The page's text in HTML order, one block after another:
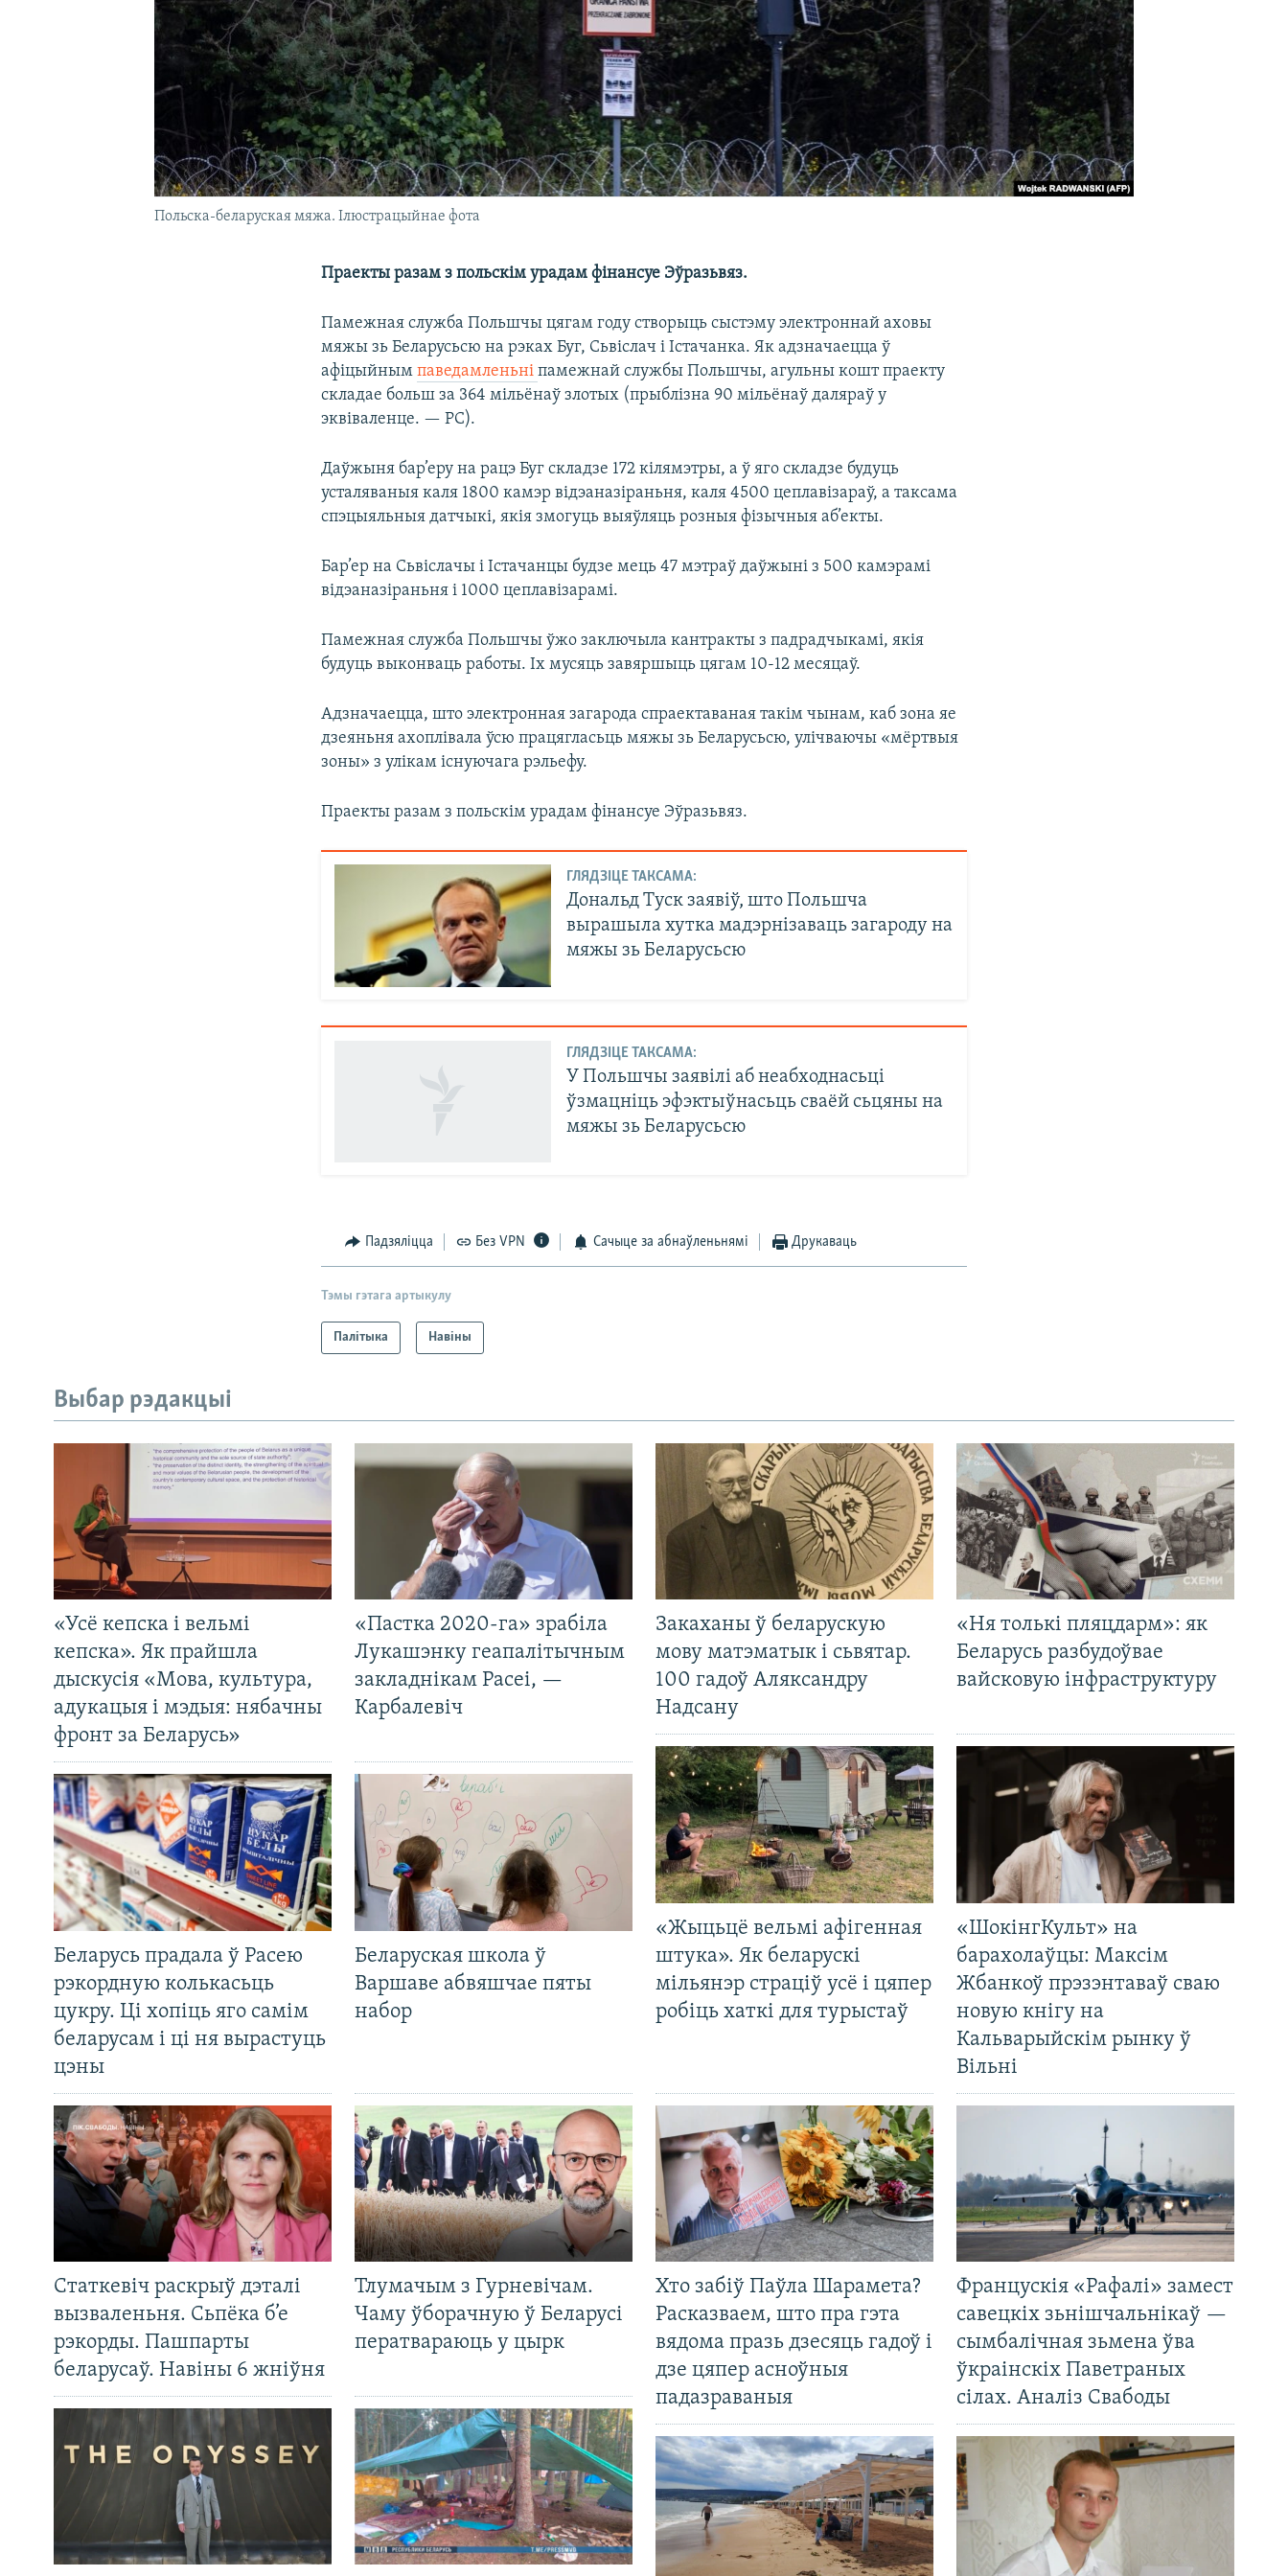
Польска-беларуская мяжа. Ілюстрацыйнае фота
Праекты разам з польскім урадам фінансуе Эўразьвяз.
Памежная служба Польшчы цягам году створыць сыстэму электроннай аховы
мяжы зь Беларусьсю на рэках Буг, Сьвіслач і Істачанка. Як адзначаецца ў
афіцыйнымпаведамленьніпамежнай службы Польшчы, агульны кошт праекту
складае больш за 364 мільёнаў злотых (прыблізна 90 мільёнаў даляраў у
эквіваленце. — РС).
Даўжыня бар’еру на рацэ Буг складзе 172 кілямэтры, а ў яго складзе будуць
усталяваныя каля 1800 камэр відэаназіраньня, каля 4500 цеплавізараў, а таксама
спэцыяльныя датчыкі, якія змогуць выяўляць розныя фізычныя аб’екты.
Бар’ер на Сьвіслачы і Істачанцы будзе мець 47 мэтраў даўжыні з 500 камэрамі
відэаназіраньня і 1000 цеплавізарамі.
Памежная служба Польшчы ўжо заключыла кантракты з падрадчыкамі, якія
будуць выконваць работы. Іх мусяць завяршыць цягам 10-12 месяцаў.
Адзначаецца, што электронная загарода спраектаваная такім чынам, каб зона яе
дзеяньня ахоплівала ўсю працягласьць мяжы зь Беларусьсю, улічваючы «мёртвыя
зоны» з улікам існуючага рэльефу.
Праекты разам з польскім урадам фінансуе Эўразьвяз.
ГЛЯДЗІЦЕ ТАКСАМА:
Дональд Туск заявіў, што Польшча
вырашыла хутка мадэрнізаваць загароду на
мяжы зь Беларусьсю
ГЛЯДЗІЦЕ ТАКСАМА:
У Польшчы заявілі аб неабходнасьці
ўзмацніць эфэктыўнасьць сваёй сьцяны на
мяжы зь Беларусьсю
Падзяліцца Без VPN Сачыце за абнаўленьнямі Друкаваць
Тэмы гэтага артыкулу
Палітыка Навіны
Выбар рэдакцыі
«Усё кепска і вельмі
кепска». Як прайшла
дыскусія «Мова, культура,
адукацыя і мэдыя: нябачны
фронт за Беларусь»
«Пастка 2020-га» зрабіла
Лукашэнку геапалітычным
закладнікам Расеі, —
Карбалевіч
Беларусь прадала ў Расею
рэкордную колькасьць
цукру. Ці хопіць яго самім
беларусам і ці ня вырастуць
цэны
Беларуская школа ў
Варшаве абвяшчае пяты
набор
Статкевіч раскрыў дэталі
вызваленьня. Сьпёка б’е
рэкорды. Пашпарты
беларусаў. Навіны 6 жніўня
Тлумачым з Гурневічам.
Чаму ўборачную ў Беларусі
ператвараюць у цырк
Закаханы ў беларускую
мову матэматык і сьвятар.
100 гадоў Аляксандру
Надсану
«Ня толькі пляцдарм»: як
Беларусь разбудоўвае
вайсковую інфраструктуру
«Жыцьцё вельмі афігенная
штука». Як беларускі
мільянэр страціў усё і цяпер
робіць хаткі для турыстаў
«ШокінгКульт» на
барахолаўцы: Максім
Жбанкоў прэзэнтаваў сваю
новую кнігу на
Кальварыйскім рынку ў
Вільні
Хто забіў Паўла Шарамета?
Расказваем, што пра гэта
вядома празь дзесяць гадоў і
дзе цяпер асноўныя
падазраваныя
Францускія «Рафалі» замест
савецкіх зьнішчальнікаў —
сымбалічная зьмена ўва
ўкраінскіх Паветраных
сілах. Аналіз Свабоды